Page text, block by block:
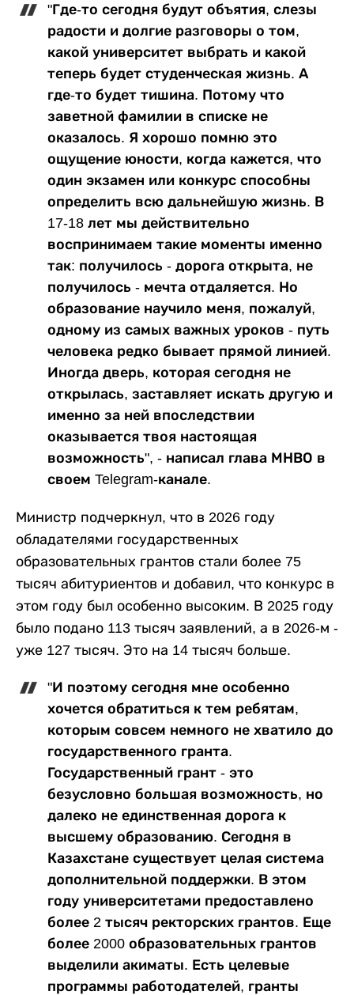
"Где-то сегодня будут объятия, слезы
радости и долгие разговоры о том,
какой университет выбрать и какой
теперь будет студенческая жизнь. А
где-то будет тишина. Потому что
заветной фамилии в списке не
оказалось. Я хорошо помню это
ощущение юности, когда кажется, что
один экзамен или конкурс способны
определить всю дальнейшую жизнь. В
17-18 лет мы действительно
воспринимаем такие моменты именно
так: получилось - дорога открыта, не
получилось - мечта отдаляется. Но
образование научило меня, пожалуй,
одному из самых важных уроков - путь
человека редко бывает прямой линией.
Иногда дверь, которая сегодня не
открылась, заставляет искать другую и
именно за ней впоследствии
оказывается твоя настоящая
возможность", - написал глава МНВО в
своем Telegram-канале.
Министр подчеркнул, что в 2026 году
обладателями государственных
образовательных грантов стали более 75
тысяч абитуриентов и добавил, что конкурс в
этом году был особенно высоким. В 2025 году
было подано 113 тысяч заявлений, а в 2026-м -
уже 127 тысяч. Это на 14 тысяч больше.
"И поэтому сегодня мне особенно
хочется обратиться к тем ребятам,
которым совсем немного не хватило до
государственного гранта.
Государственный грант - это
безусловно большая возможность, но
далеко не единственная дорога к
высшему образованию. Сегодня в
Казахстане существует целая система
дополнительной поддержки. В этом
году университетами предоставлено
более 2 тысяч ректорских грантов. Еще
более 2000 образовательных грантов
выделили акиматы. Есть целевые
программы работодателей, гранты